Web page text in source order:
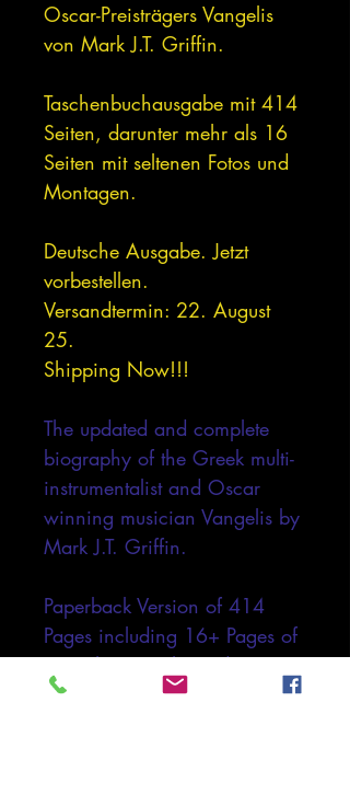
Oscar-Preisträgers Vangelis
von Mark J.T. Griffin.
Taschenbuchausgabe mit 414
Seiten, darunter mehr als 16
Seiten mit seltenen Fotos und
Montagen.
Deutsche Ausgabe. Jetzt
vorbestellen.
Versandtermin: 22. August
25.
Shipping Now!!!
The updated and complete
biography of the Greek multi-
instrumentalist and Oscar
winning musician Vangelis by
Mark J.T. Griffin.
Paperback Version of 414
Pages including 16+ Pages of
rare photographs and
montages.